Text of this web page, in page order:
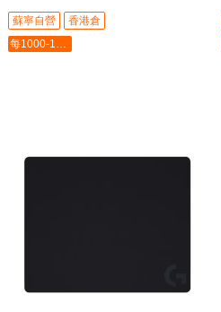
蘇寧自營
香港倉
每1000-100最多-5000